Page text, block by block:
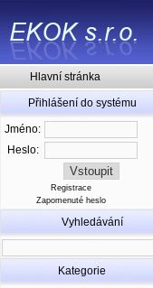
Hlavní stránka
Přihlášení do systému
Jméno:
Heslo:
Registrace
Zapomenuté heslo
Vyhledávání
Kategorie